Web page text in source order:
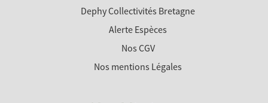
Dephy Collectivités Bretagne
Alerte Espèces
Nos CGV
Nos mentions Légales